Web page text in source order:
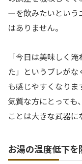
ーを飲みたいとい
はありません。
「今日は美味しく
た」というブレが
も感じやすくなりま
気質な方にとっても
ことは大きな武器に
お湯の温度低下